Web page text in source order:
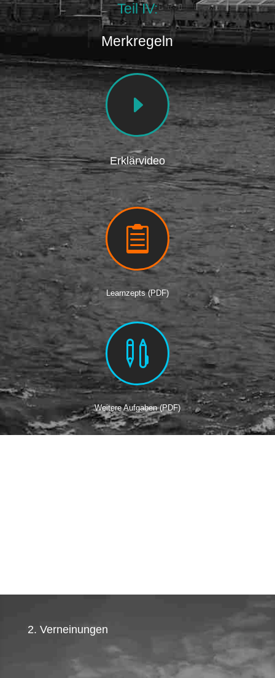
Teil IV:
Merkregeln
E
Erklärvideo

Learnzepts (PDF)

Weitere Aufgaben (PDF)
2. Verneinungen